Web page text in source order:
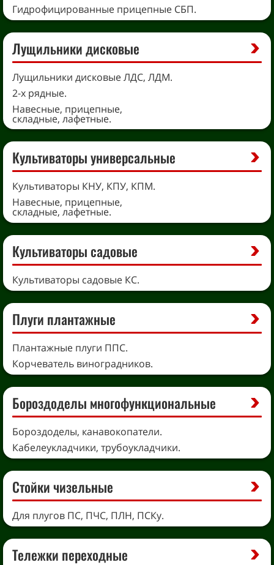
Гидрофицированные прицепные СБП.
Лущильники дисковые
Лущильники дисковые ЛДС, ЛДМ.
2-х рядные.
Навесные, прицепные,
складные, лафетные.
Культиваторы универсальные
Культиваторы КНУ, КПУ, КПМ.
Навесные, прицепные,
складные, лафетные.
Культиваторы садовые
Культиваторы садовые КС.
Плуги плантажные
Плантажные плуги ППС.
Корчеватель виноградников.
Бороздоделы многофункциональные
Бороздоделы, канавокопатели.
Кабелеукладчики, трубоукладчики.
Стойки чизельные
Для плугов ПС, ПЧС, ПЛН, ПСКу.
Тележки переходные